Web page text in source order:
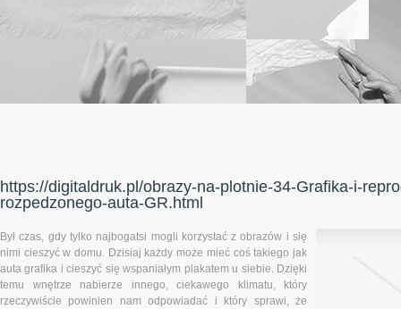
https://digitaldruk.pl/obrazy-na-plotnie-34-Grafika-i-
rozpedzonego-auta-GR.html
Był czas, gdy tylko najbogatsi mogli korzystać z obrazów i się
nimi cieszyć w domu. Dzisiaj każdy może mieć coś takiego jak
auta grafika i cieszyć się wspaniałym plakatem u siebie. Dzięki
temu wnętrze nabierze innego, ciekawego klimatu, który
rzeczywiście powinien nam odpowiadać i który sprawi, że